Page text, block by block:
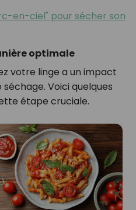
en-ciel" pour sécher son
optimale
votre linge a un impact
Voici quelques
étape cruciale.